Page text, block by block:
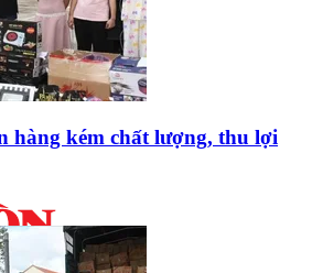
hàng kém chất lượng, thu lợi